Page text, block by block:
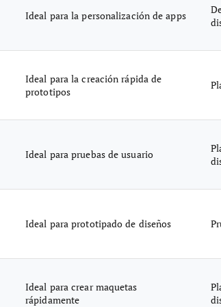
Ideal para la personalización de apps
Ideal para la creación rápida de
prototipos
Ideal para pruebas de usuario
Ideal para prototipado de diseños
Ideal para crear maquetas
rápidamente